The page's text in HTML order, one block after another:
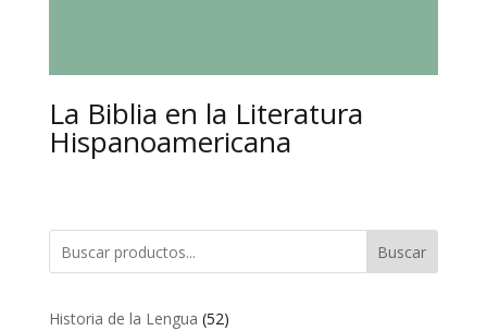
La Biblia en la Literatura
Hispanoamericana
Buscar
Historia de la Lengua 5252